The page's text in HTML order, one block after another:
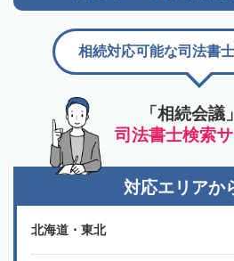
「相続会議
司法書士検索
相続対応可能な司法書
対応エリアか
北海道・東北